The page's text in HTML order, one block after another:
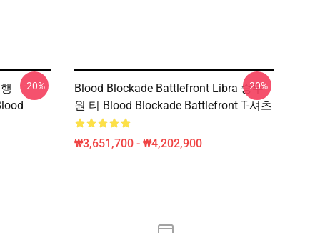
-20%
Blood Blockade Battlefront Libra 승무
원 티 Blood Blockade Battlefront T-셔츠
₩3,651,700 - ₩4,202,900
-20%